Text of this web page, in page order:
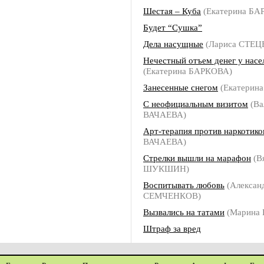
Шестая – Куба (Екатерина
Будет “Сушка”
Дела насущные (Лариса
Нечестный отъем денег у
(Екатерина БАРКОВА)
Занесенные снегом
С неофициальным визитом
ВАЧАЕВА)
Арт-терапия против
ВАЧАЕВА)
Стрелки вышли на марафон
ШУКШИН)
Воспитывать любовь
СЕМЧЕНКОВ)
Вызвались на татами
Штраф за вред